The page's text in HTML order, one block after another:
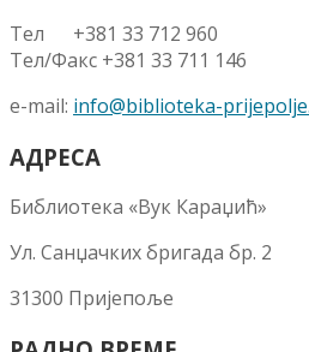
Тел +381 33 712 960
Тел/Факс +381 33 711 146
e-mail: info@biblioteka-
АДРЕСА
Библиотека «Вук Караџић»
Ул. Санџачких бригада бр. 2
31300 Пријепоље